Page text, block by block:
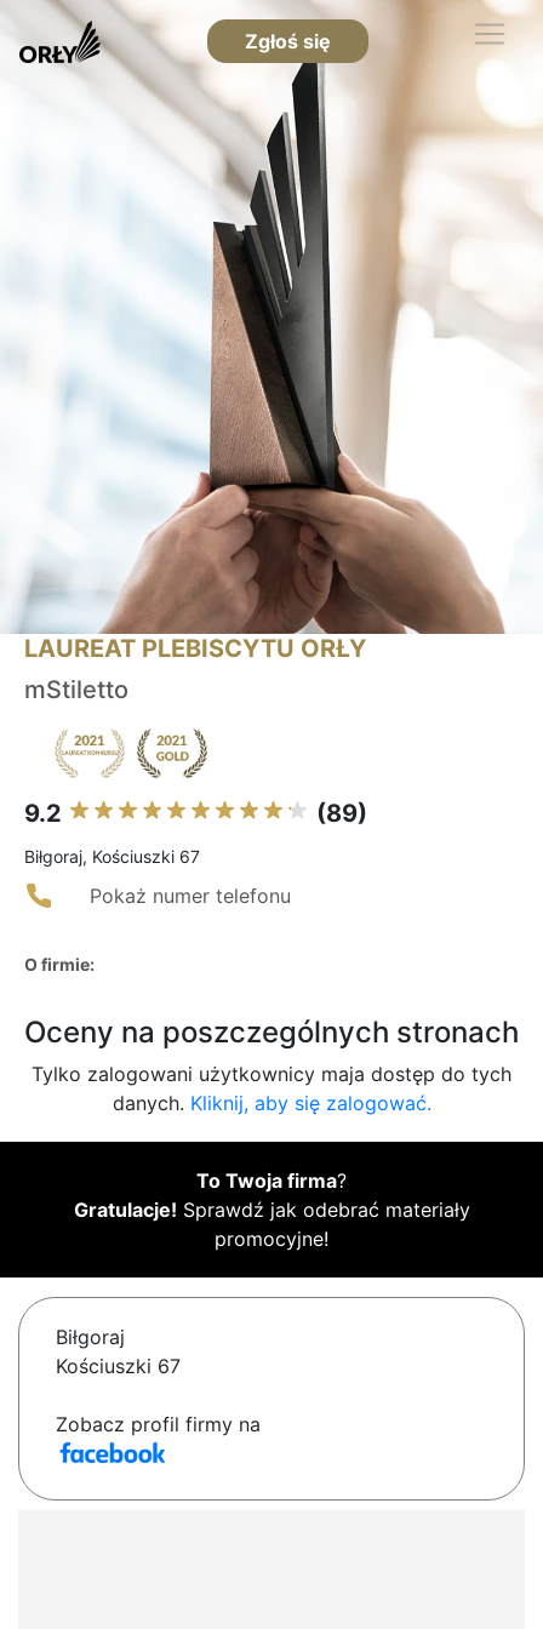
Zgłoś się
LAUREAT PLEBISCYTU ORŁY
mStiletto
9.2 (89)
Biłgoraj, Kościuszki 67
Pokaż numer telefonu
O firmie:
Oceny na poszczególnych stronach
Tylko zalogowani użytkownicy maja dostęp do tych
danych. Kliknij, aby się zalogować.
To Twoja firma?
Gratulacje! Sprawdź jak odebrać materiały
promocyjne!
Biłgoraj
Kościuszki 67
Zobacz profil firmy na